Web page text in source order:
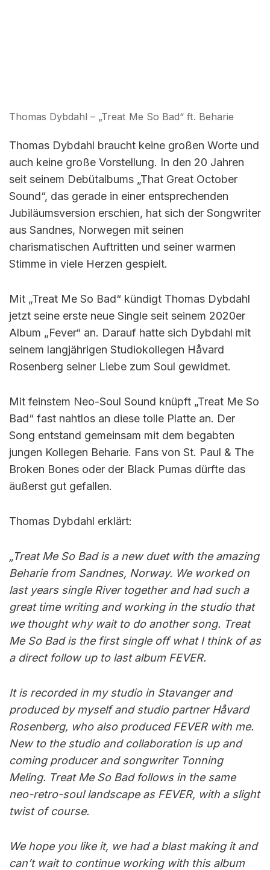
Thomas Dybdahl – „Treat Me So Bad“ ft. Beharie
Thomas Dybdahl braucht keine großen Worte und
auch keine große Vorstellung. In den 20 Jahren
seit seinem Debütalbums „That Great October
Sound“, das gerade in einer entsprechenden
Jubiläumsversion erschien, hat sich der Songwriter
aus Sandnes, Norwegen mit seinen
charismatischen Auftritten und seiner warmen
Stimme in viele Herzen gespielt.
Mit „Treat Me So Bad“ kündigt Thomas Dybdahl
jetzt seine erste neue Single seit seinem 2020er
Album „Fever“ an. Darauf hatte sich Dybdahl mit
seinem langjährigen Studiokollegen Håvard
Rosenberg seiner Liebe zum Soul gewidmet.
Mit feinstem Neo-Soul Sound knüpft „Treat Me So
Bad“ fast nahtlos an diese tolle Platte an. Der
Song entstand gemeinsam mit dem begabten
jungen Kollegen Beharie. Fans von St. Paul & The
Broken Bones oder der Black Pumas dürfte das
äußerst gut gefallen.
Thomas Dybdahl erklärt:
„Treat Me So Bad is a new duet with the amazing
Beharie from Sandnes, Norway. We worked on
last years single River together and had such a
great time writing and working in the studio that
we thought why wait to do another song. Treat
Me So Bad is the first single off what I think of as
a direct follow up to last album FEVER.
It is recorded in my studio in Stavanger and
produced by myself and studio partner Håvard
Rosenberg, who also produced FEVER with me.
New to the studio and collaboration is up and
coming producer and songwriter Tonning
Meling. Treat Me So Bad follows in the same
neo-retro-soul landscape as FEVER, with a slight
twist of course.
We hope you like it, we had a blast making it and
can’t wait to continue working with this album